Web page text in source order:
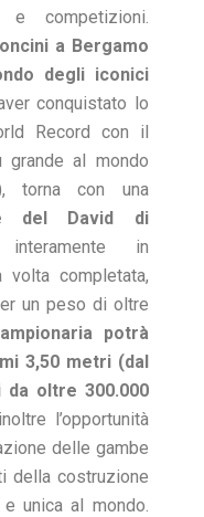
e competizioni.
a Bergamo
degli iconici
conquistato lo
Record con il
grande al mondo
torna con una
del David di
in
volta completata,
un peso di oltre
potrà
3,50 metri (dal
oltre 300.000
l’opportunità
delle gambe
della costruzione
unica al mondo.